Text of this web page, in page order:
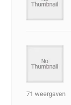
71 weergaven